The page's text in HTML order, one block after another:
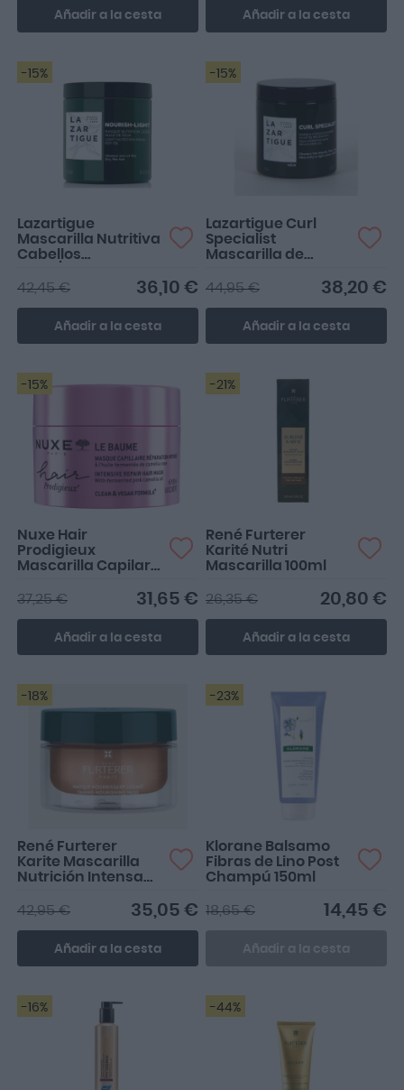
Añadir a la cesta Añadir a la cesta
-15%
Lazartigue
Mascarilla Nutritiva
Cabellos
36,10 €
42,45 €
Añadir a la cesta
-15%
Lazartigue Curl
Specialist
Mascarilla de
250ml
38,20 €
44,95 €
Añadir a la cesta
-15%
Nuxe Hair
Prodigieux
Mascarilla Capilar
Intensiva 200ml
31,65 €
37,25 €
Añadir a la cesta
-21%
René Furterer
Karité Nutri
Mascarilla 100ml
20,80 €
26,35 €
Añadir a la cesta
-18%
René Furterer
Karite Mascarilla
Nutrición Intensa
35,05 €
42,95 €
Añadir a la cesta
-23%
Klorane Balsamo
Fibras de Lino Post
Champú 150ml
14,45 €
18,65 €
Añadir a la cesta
-16% -44%